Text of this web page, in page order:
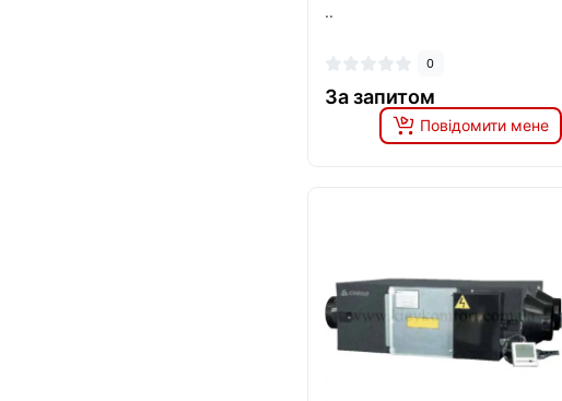
..
0
За запитом
Повідомити мене